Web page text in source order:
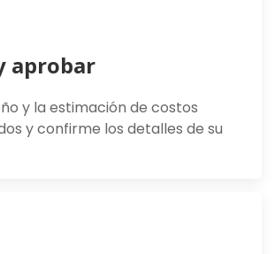
aprobar
y la estimación de costos
y confirme los detalles de su